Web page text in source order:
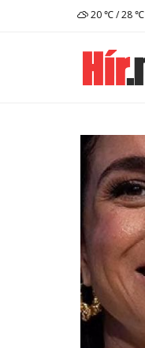
20 ℃ / 28 ℃